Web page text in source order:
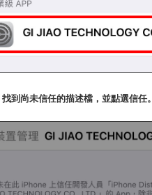
找到尚未信任的描述檔，並點選信任。